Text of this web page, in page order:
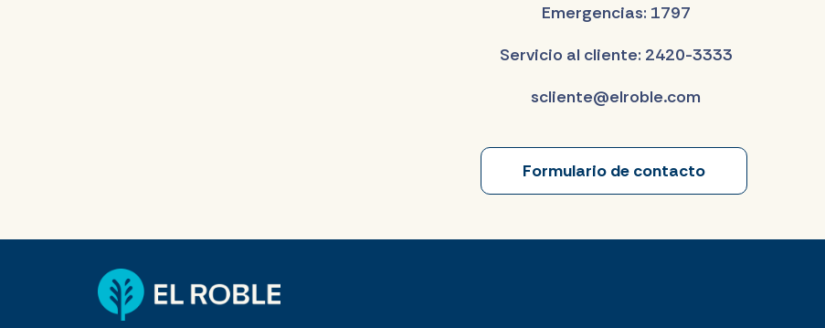
Emergencias: 1797
Servicio al cliente: 2420-3333
scliente@elroble.com
Formulario de contacto